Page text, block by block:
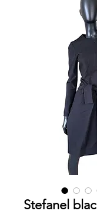
Stefanel